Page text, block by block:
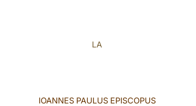
LA
IOANNES PAULUS EPISCOPUS